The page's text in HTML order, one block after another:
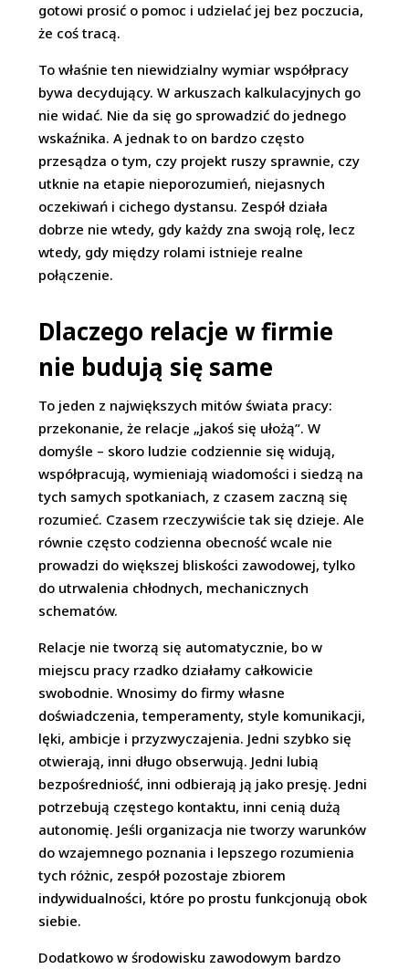
gotowi prosić o pomoc i udzielać jej bez poczucia,
że coś tracą.
To właśnie ten niewidzialny wymiar współpracy
bywa decydujący. W arkuszach kalkulacyjnych go
nie widać. Nie da się go sprowadzić do jednego
wskaźnika. A jednak to on bardzo często
przesądza o tym, czy projekt ruszy sprawnie, czy
utknie na etapie nieporozumień, niejasnych
oczekiwań i cichego dystansu. Zespół działa
dobrze nie wtedy, gdy każdy zna swoją rolę, lecz
wtedy, gdy między rolami istnieje realne
połączenie.
Dlaczego relacje w firmie
nie budują się same
To jeden z największych mitów świata pracy:
przekonanie, że relacje „jakoś się ułożą”. W
domyśle – skoro ludzie codziennie się widują,
współpracują, wymieniają wiadomości i siedzą na
tych samych spotkaniach, z czasem zaczną się
rozumieć. Czasem rzeczywiście tak się dzieje. Ale
równie często codzienna obecność wcale nie
prowadzi do większej bliskości zawodowej, tylko
do utrwalenia chłodnych, mechanicznych
schematów.
Relacje nie tworzą się automatycznie, bo w
miejscu pracy rzadko działamy całkowicie
swobodnie. Wnosimy do firmy własne
doświadczenia, temperamenty, style komunikacji,
lęki, ambicje i przyzwyczajenia. Jedni szybko się
otwierają, inni długo obserwują. Jedni lubią
bezpośredniość, inni odbierają ją jako presję. Jedni
potrzebują częstego kontaktu, inni cenią dużą
autonomię. Jeśli organizacja nie tworzy warunków
do wzajemnego poznania i lepszego rozumienia
tych różnic, zespół pozostaje zbiorem
indywidualności, które po prostu funkcjonują obok
siebie.
Dodatkowo w środowisku zawodowym bardzo